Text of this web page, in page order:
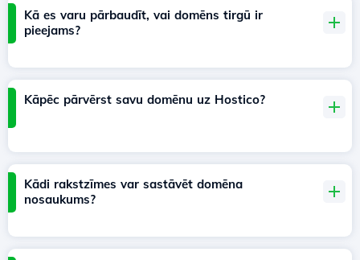
Kā es varu pārbaudīt, vai domēns tirgū ir
pieejams?
Kāpēc pārvērst savu domēnu uz Hostico?
Kādi rakstzīmes var sastāvēt domēna
nosaukums?